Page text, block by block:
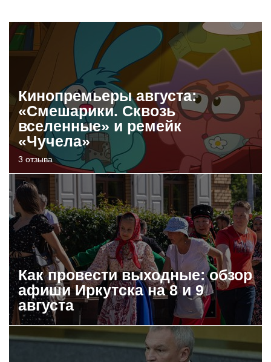
Кинопремьеры августа:
«Смешарики. Сквозь
вселенные» и ремейк
«Чучела»
3 отзыва
Как провести выходные: обзор
афиши Иркутска на 8 и 9
августа